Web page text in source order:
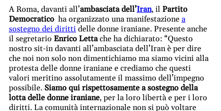
A Roma, davanti all’ambasciata dell’Iran, il Partito
Democratico ha organizzato una manifestazione a
sostegno dei diritti delle donne iraniane. Presente anche
il segretario Enrico Lettache ha dichiarato: “Questo
nostro sit-in davanti all’ambasciata dell’Iranè per dire
che noi non solo non dimentichiamo ma siamo vicini alla
protesta delle donne iraniane e crediamo che questi
valori meritino assolutamente il massimo dell’impegno
possibile. Siamo qui rispettosamente a sostegno della
lotta delle donne iraniane, per la loro libertà e per i loro
diritti. La comunità internazionale non si può voltare